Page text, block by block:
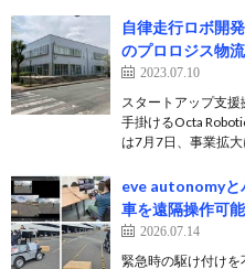
自律走行ロボ開
のプロロジス物
2023.07.10
スタートアップ支
手掛けるOcta
は7月7日、事業拡
eve autonomyと
車を遠隔操作可
2026.07.14
緊急時の駆け付け